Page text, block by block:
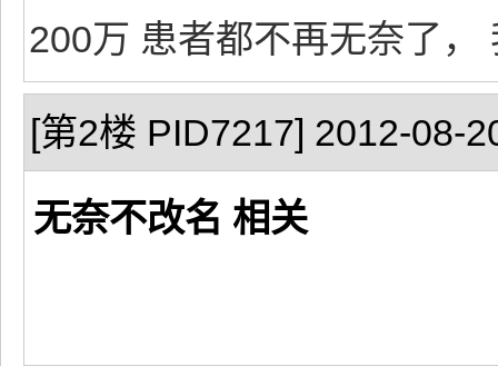
200万 患者都不再无奈了，
[第2楼 PID7217] 2012-08-
无奈不改名 相关